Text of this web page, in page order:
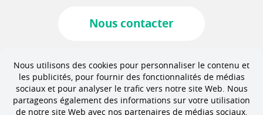
Nous contacter
Marchés publics
Offres d'emploi
Nous utilisons des cookies pour personnaliser le contenu et
les publicités, pour fournir des fonctionnalités de médias
sociaux et pour analyser le trafic vers notre site Web. Nous
partageons également des informations sur votre utilisation
de notre site Web avec nos partenaires de médias sociaux,